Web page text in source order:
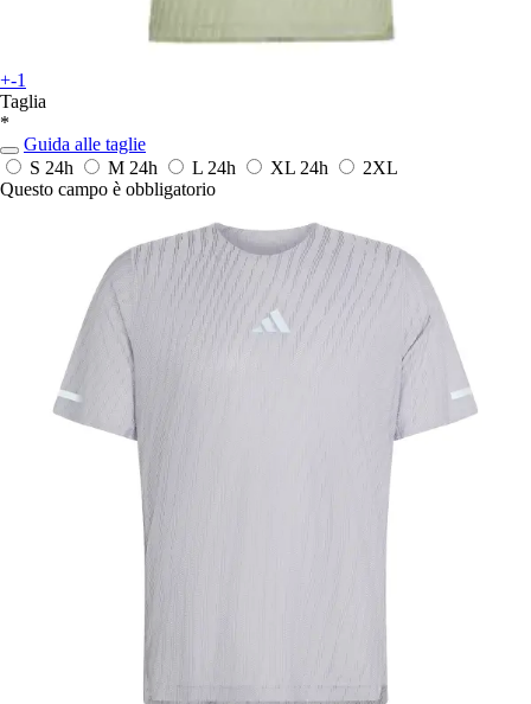
+-1
Taglia
*
Guida alle taglie
S 24h M 24h L 24h XL 24h
2XL
Questo campo è obbligatorio